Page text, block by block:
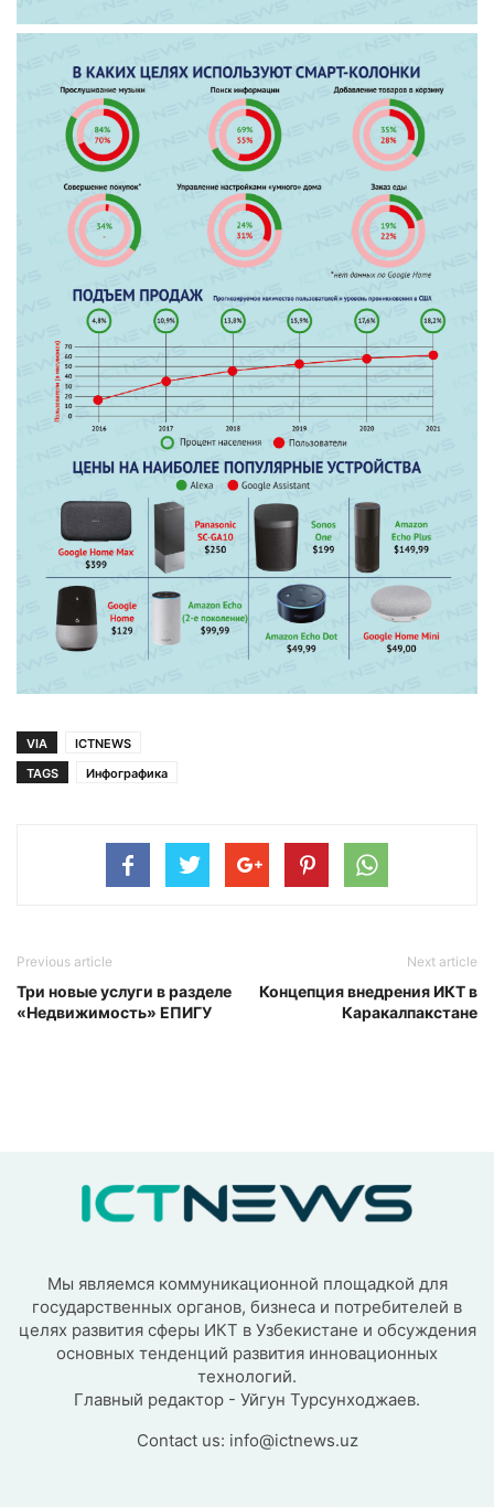
VIA
ICTNEWS
TAGS
Инфографика
Previous article
Три новые услуги в разделе
«Недвижимость» ЕПИГУ
Next article
Концепция внедрения ИКТ в
Каракалпакстане
Мы являемся коммуникационной площадкой для
государственных органов, бизнеса и потребителей в
целях развития сферы ИКТ в Узбекистане и обсуждения
основных тенденций развития инновационных
технологий.
Главный редактор - Уйгун Турсунходжаев.
Contact us: info@ictnews.uz